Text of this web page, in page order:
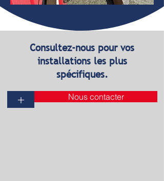
Consultez-nous pour vos
installations les plus
spécifiques.
+ Nous contacter